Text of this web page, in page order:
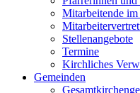
Mitarbeitende
Stellenangebote
Termine
Kirchliches
Gemeinden